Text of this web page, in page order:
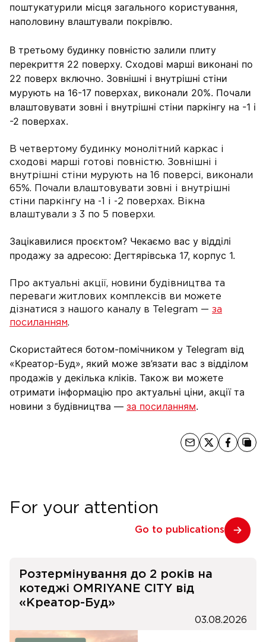
поштукатурили місця загального користування,
наполовину влаштували покрівлю.
В третьому будинку повністю залили плиту
перекриття 22 поверху. Сходові марші виконані по
22 поверх включно. Зовнішні і внутрішні стіни
мурують на 16-17 поверхах, виконали 20%. Почали
влаштовувати зовні і внутрішні стіни паркінгу на -1 і
-2 поверхах.
В четвертому будинку монолітний каркас і
сходові марші готові повністю. Зовнішні і
внутрішні стіни мурують на 16 поверсі, виконали
65%. Почали влаштовувати зовні і внутрішні
стіни паркінгу на -1 і -2 поверхах. Вікна
влаштували з 3 по 5 поверхи.
Зацікавилися проєктом? Чекаємо вас у відділі
продажу за адресою: Дегтярівська 17, корпус 1.
Про актуальні акції, новини будівництва та
переваги житлових комплексів ви можете
дізнатися з нашого каналу в Telegram — за
посиланням.
Скористайтеся ботом-помічником у Telegram від
«Креатор-Буд», який може зв’язати вас з відділом
продажів у декілька кліків. Також ви можете
отримати інформацію про актуальні ціни, акції та
новини з будівництва — за посиланням.
For your attention
Go to publications
Розтермінування до 2 років на
котеджі OMRIYANE CITY від
«Креатор-Буд»
03.08.2026